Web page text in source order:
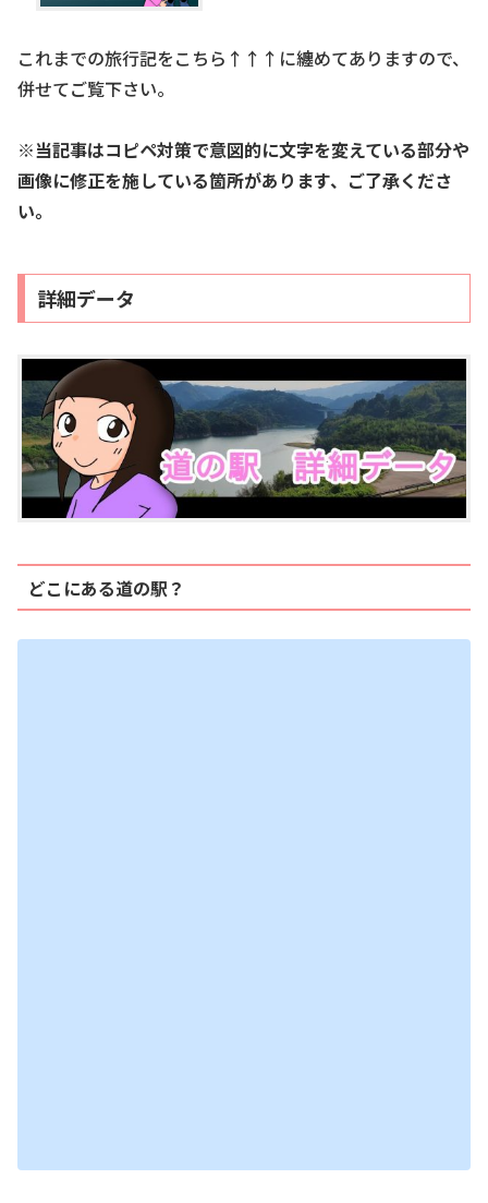
これまでの旅行記をこちら↑↑↑に纏めてありますので、
併せてご覧下さい。
※当記事はコピペ対策で意図的に文字を変えている部分や
画像に修正を施している箇所があります、ご了承くださ
い。
詳細データ
どこにある道の駅？